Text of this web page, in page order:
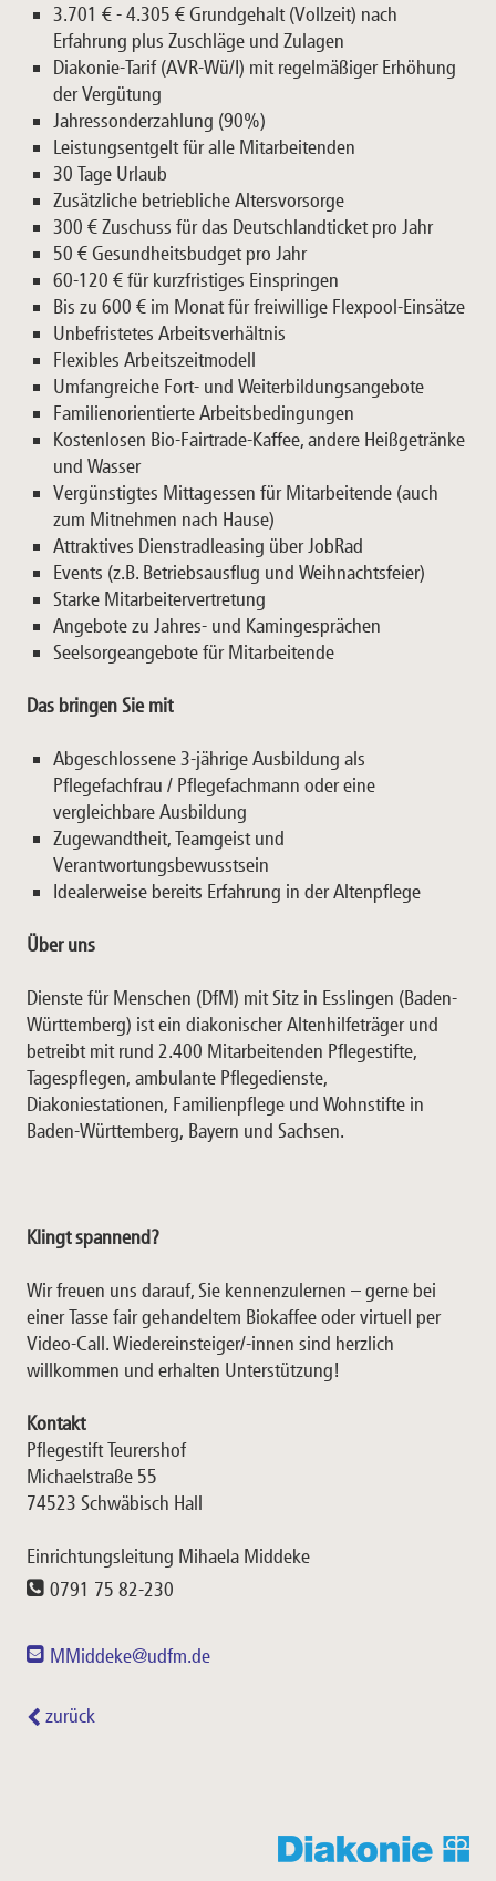
3.701 € - 4.305 € Grundgehalt (Vollzeit) nach
Erfahrung plus Zuschläge und Zulagen
Diakonie-Tarif (AVR-Wü/I) mit regelmäßiger Erhöhung
der Vergütung
Jahressonderzahlung (90%)
Leistungsentgelt für alle Mitarbeitenden
30 Tage Urlaub
Zusätzliche betriebliche Altersvorsorge
300 € Zuschuss für das Deutschlandticket pro Jahr
50 € Gesundheitsbudget pro Jahr
60-120 € für kurzfristiges Einspringen
Bis zu 600 € im Monat für freiwillige Flexpool-Einsätze
Unbefristetes Arbeitsverhältnis
Flexibles Arbeitszeitmodell
Umfangreiche Fort- und Weiterbildungsangebote
Familienorientierte Arbeitsbedingungen
Kostenlosen Bio-Fairtrade-Kaffee, andere Heißgetränke
und Wasser
Vergünstigtes Mittagessen für Mitarbeitende (auch
zum Mitnehmen nach Hause)
Attraktives Dienstradleasing über JobRad
Events (z.B. Betriebsausflug und Weihnachtsfeier)
Starke Mitarbeitervertretung
Angebote zu Jahres- und Kamingesprächen
Seelsorgeangebote für Mitarbeitende
Das bringen Sie mit
Abgeschlossene 3-jährige Ausbildung als
Pflegefachfrau / Pflegefachmann oder eine
vergleichbare Ausbildung
Zugewandtheit, Teamgeist und
Verantwortungsbewusstsein
Idealerweise bereits Erfahrung in der Altenpflege
Über uns
Dienste für Menschen (DfM) mit Sitz in Esslingen (Baden-
Württemberg) ist ein diakonischer Altenhilfeträger und
betreibt mit rund 2.400 Mitarbeitenden Pflegestifte,
Tagespflegen, ambulante Pflegedienste,
Diakoniestationen, Familienpflege und Wohnstifte in
Baden-Württemberg, Bayern und Sachsen.
Klingt spannend?
Wir freuen uns darauf, Sie kennenzulernen – gerne bei
einer Tasse fair gehandeltem Biokaffee oder virtuell per
Video-Call. Wiedereinsteiger/-innen sind herzlich
willkommen und erhalten Unterstützung!
Kontakt
Pflegestift Teurershof
Michaelstraße 55
74523 Schwäbisch Hall
Einrichtungsleitung Mihaela Middeke
0791 75 82-230
MMiddeke@udfm.de
zurück